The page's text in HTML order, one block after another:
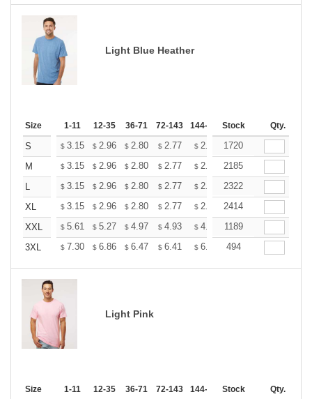
Light Blue Heather
Size 1-11 12-35 36-71 72-143 144-287 288 + More
Stock Qty.
S $ 3.15 $ 2.96 $ 2.80 $ 2.77 $ 2.72 $2.70
1720
M
$ 3.15 $ 2.96 $ 2.80 $ 2.77 $ 2.72 $2.70
2185
L
$ 3.15 $ 2.96 $ 2.80 $ 2.77 $ 2.72 $2.70
2322
XL
$ 3.15 $ 2.96 $ 2.80 $ 2.77 $ 2.72 $2.70
2414
XXL
$ 5.61 $ 5.27 $ 4.97 $ 4.93 $ 4.85 $4.80
1189
3XL
$ 7.30 $ 6.86 $ 6.47 $ 6.41 $ 6.30 $6.25
494
Light Pink
Size 1-11 12-35 36-71 72-143 144-287 288 + More
Stock Qty.